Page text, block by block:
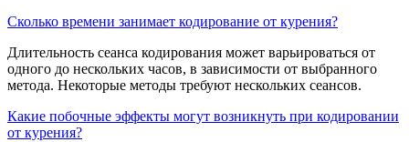
Сколько времени занимает кодирование от курения?
Длительность сеанса кодирования может варьироваться от
одного до нескольких часов, в зависимости от выбранного
метода. Некоторые методы требуют нескольких сеансов.
Какие побочные эффекты могут возникнуть при кодировании
от курения?